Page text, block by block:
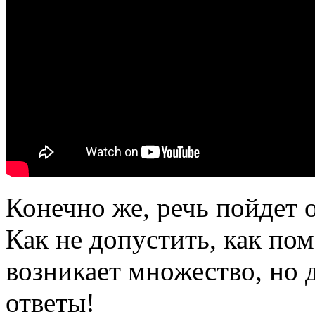
Конечно же, речь
Как не допустить, как
возникает множество, но
ответы!